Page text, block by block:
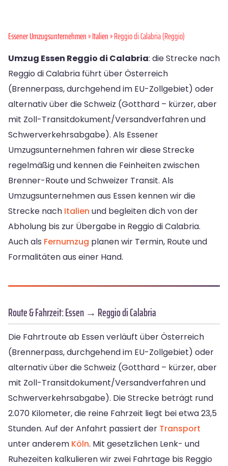
Essener Umzugsunternehmen»Italien» Reggio di Calabria (Reggio)
Umzug Essen Reggio di Calabria: die Strecke nach
Reggio di Calabria führt über Österreich
(Brennerpass, durchgehend im EU-Zollgebiet) oder
alternativ über die Schweiz (Gotthard – kürzer, aber
mit Zoll-Transitdokument/Versandverfahren und
Schwerverkehrsabgabe). Als Essener
Umzugsunternehmen fahren wir diese Strecke
regelmäßig und kennen die Feinheiten zwischen
Brenner-Route und Schweizer Transit. Als
Umzugsunternehmen aus Essen kennen wir die
Strecke nach Italien und begleiten dich von der
Abholung bis zur Übergabe in Reggio di Calabria.
Auch als Fernumzug planen wir Termin, Route und
Formalitäten aus einer Hand.
Route & Fahrzeit: Essen → Reggio di Calabria
Die Fahrtroute ab Essen verläuft über Österreich
(Brennerpass, durchgehend im EU-Zollgebiet) oder
alternativ über die Schweiz (Gotthard – kürzer, aber
mit Zoll-Transitdokument/Versandverfahren und
Schwerverkehrsabgabe). Die Strecke beträgt rund
2.070 Kilometer, die reine Fahrzeit liegt bei etwa 23,5
Stunden. Auf der Anfahrt passiert der Transport
unter anderem Köln. Mit gesetzlichen Lenk- und
Ruhezeiten kalkulieren wir zwei Fahrtage bis Reggio